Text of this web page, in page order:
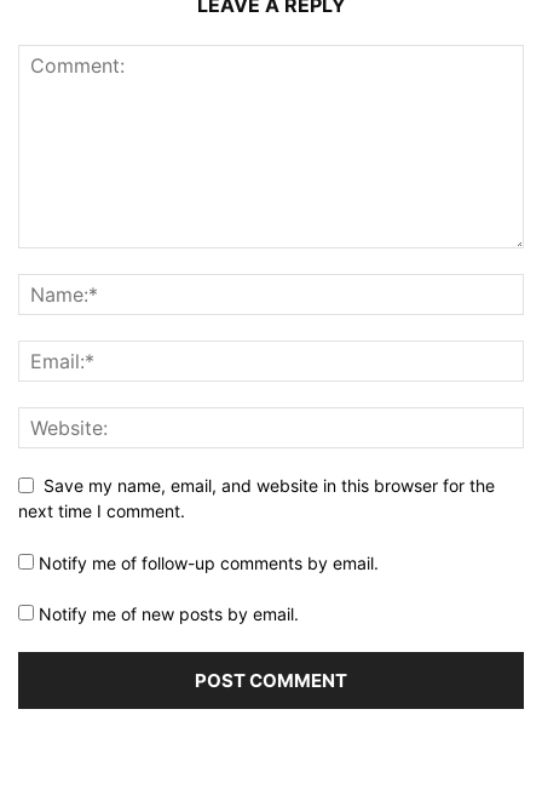
Save my name, email, and website in this browser for the
next time I comment.
Notify me of follow-up comments by email.
Notify me of new posts by email.